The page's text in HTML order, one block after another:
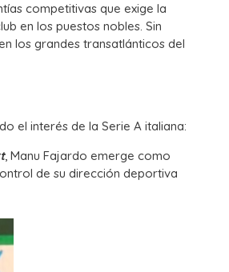
competitivas que exige la
en los puestos nobles. Sin
los grandes transatlánticos del
el interés de la Serie A italiana:
, Manu Fajardo emerge como
de su dirección deportiva